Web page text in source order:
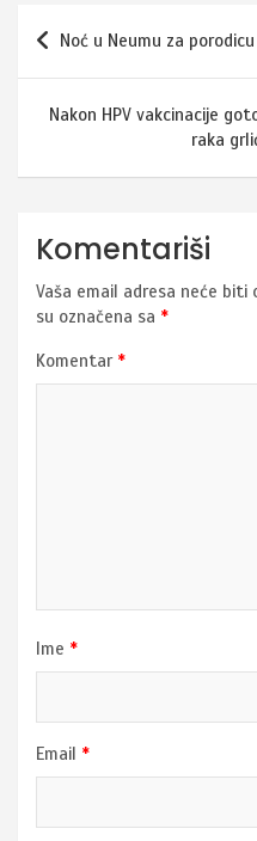
Navigacija
članaka
Noć u Neumu za
Nakon HPV vakcinacije
raka
Komentariši
Vaša email adresa neće biti
su označena sa *
Komentar *
Ime *
Email *